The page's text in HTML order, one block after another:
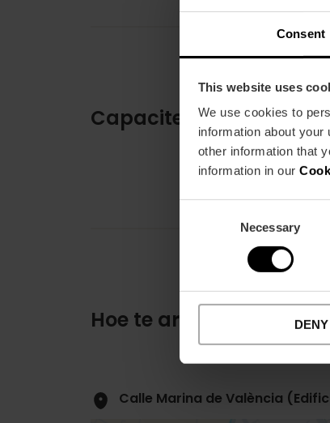
Consent
This website uses
We use cookies to
information about
other information that
information in our
Necessary
DENY
Capaciteit
Hoe te arriveren
Calle Marina de València